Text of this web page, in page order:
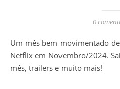
0
Um mês bem movimentado de lançamentos de animes da
Netflix em Novembro/2024.
mês, trailers e muito mais!